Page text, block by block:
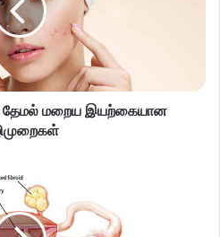
தேமல் மறைய இயற்கையான